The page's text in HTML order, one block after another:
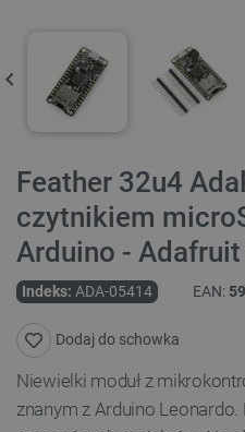
Feather 32u4
czytnikiem
Arduino -
Indeks: ADA-05414 EAN:
Dodaj do schowka
Niewielki moduł z
znanym z Arduino